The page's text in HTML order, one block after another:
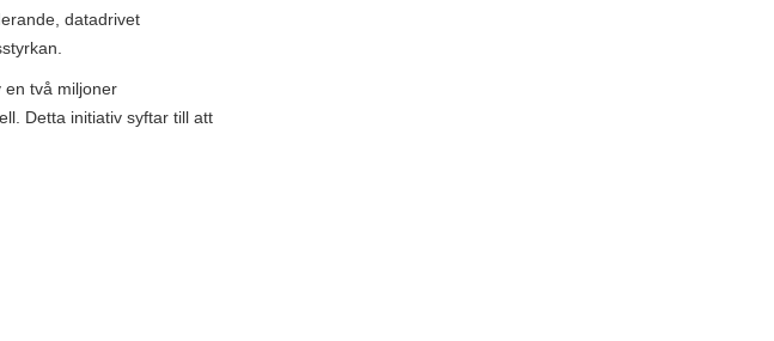
datadrivet
en två miljoner
Detta initiativ syftar till att